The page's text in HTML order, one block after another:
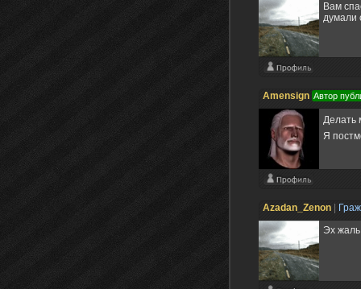
Вам
думали
Amensign Автор
Я
Azadan_Zenon
Эх